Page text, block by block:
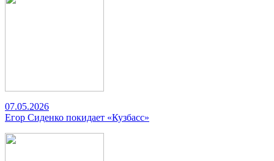
07.05.2026
Егор Сиденко покидает «Кузбасс»